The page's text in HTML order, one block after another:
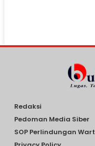
Redaksi
Pedoman Media Siber
SOP Perlindungan